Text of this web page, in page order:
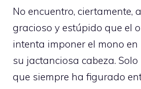
No encuentro, ciertamente,
gracioso y estúpido que el
intenta imponer el mono en
su jactanciosa cabeza.
que siempre ha figurado